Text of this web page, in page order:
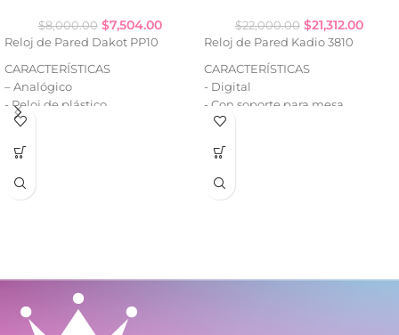
$8,000.00 $7,504.00
Reloj de Pared Dakot PP10
CARACTERÍSTICAS
– Analógico
- Reloj de plástico
$22,000.00 $21,312.00
Reloj de Pared Kadio 3810
CARACTERÍSTICAS
- Digital
- Con soporte para mesa
- Alarma (melodías)
- Temperatura
- Timer (cuenta regresiva)
- Formato horario: 12/24 hs